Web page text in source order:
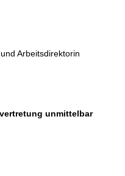
Arbeitsdirektorin
unmittelbar